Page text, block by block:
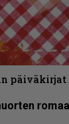
päiväkirjat